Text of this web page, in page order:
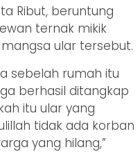
Ribut, beruntung
ternak mikik
ular tersebut.
sebelah rumah itu
berhasil ditangkap
itu ular yang
tidak ada korban
yang hilang,”